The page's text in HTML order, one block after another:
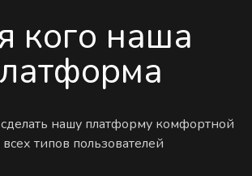
кого наша
нашу платформу комфортной
типов пользователей